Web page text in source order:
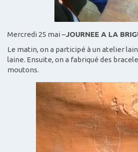
Mercredi 25 mai –JOURNEE A LA
Le matin, on a participé à un atelier
laine. Ensuite, on a fabriqué des
moutons.